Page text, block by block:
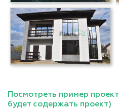
Посмотреть пример
будет содержать проект)